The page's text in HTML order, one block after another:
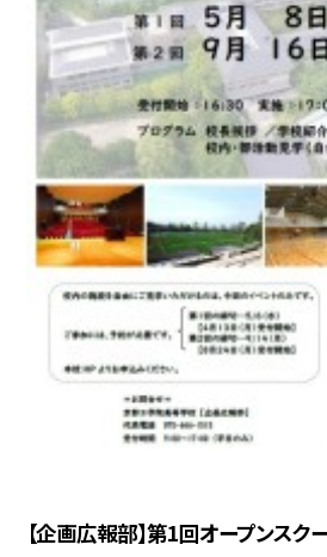
【企画広報部】第1回オープンス